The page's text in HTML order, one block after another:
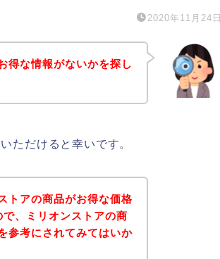
2020年11月24日
得な情報がないかを探し
ただけると幸いです。
トアの商品がお得な価格
、ミリオンストアの商
参考にされてみてはいか